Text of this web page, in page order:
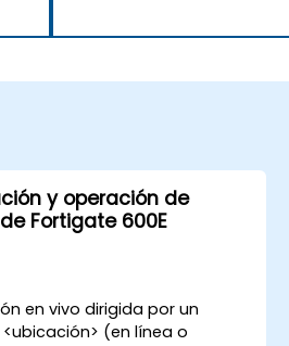
y operación de
Fortigate 600E
en vivo dirigida por un
(en línea o